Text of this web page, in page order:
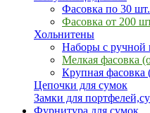
Фасовка по 30 шт.
Фасовка от 200
Хольнитены
Наборы с ручной
Мелкая фасовка
Крупная фасовка
Цепочки для сумок
Замки для
Фурнитура для сумок